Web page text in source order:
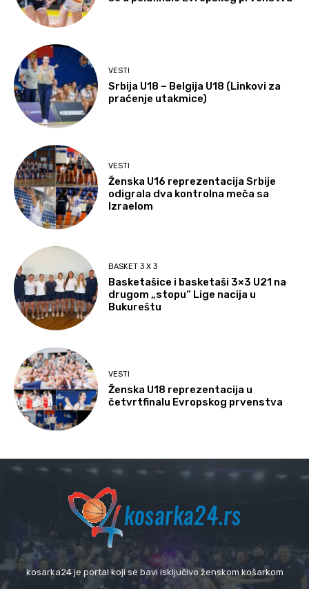
VESTI
Srbija U18 – Belgija U18 (Linkovi za
praćenje utakmice)
VESTI
Ženska U16 reprezentacija Srbije
odigrala dva kontrolna meča sa
Izraelom
BASKET 3 X 3
Basketašice i basketaši 3×3 U21 na
drugom „stopu“ Lige nacija u
Bukureštu
VESTI
Ženska U18 reprezentacija u
četvrtfinalu Evropskog prvenstva
kosarka24 je portal koji se bavi isključivo ženskom košarkom